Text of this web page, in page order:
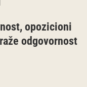
opozicioni
odgovornost